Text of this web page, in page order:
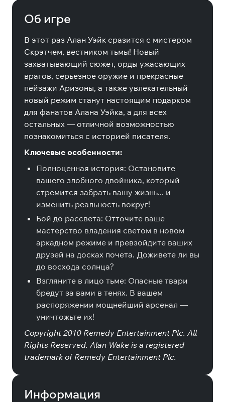
Об игре
В этот раз Алан Уэйк сразится с мистером
Скрэтчем, вестником тьмы! Новый
захватывающий сюжет, орды ужасающих
врагов, серьезное оружие и прекрасные
пейзажи Аризоны, а также увлекательный
новый режим станут настоящим подарком
для фанатов Алана Уэйка, а для всех
остальных — отличной возможностью
познакомиться с историей писателя.
Ключевые особенности:
Полноценная история: Остановите
вашего злобного двойника, который
стремится забрать вашу жизнь... и
изменить реальность вокруг!
Бой до рассвета: Отточите ваше
мастерство владения светом в новом
аркадном режиме и превзойдите ваших
друзей на досках почета. Доживете ли вы
до восхода солнца?
Взгляните в лицо тьме: Опасные твари
бредут за вами в тенях. В вашем
распоряжении мощнейший арсенал —
уничтожьте их!
Copyright 2010 Remedy Entertainment Plc. All
Rights Reserved. Alan Wake is a registered
trademark of Remedy Entertainment Plc.
Информация